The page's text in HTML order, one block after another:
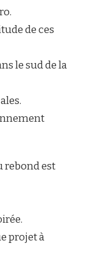
de ces
le sud de la
rebond est
projet à